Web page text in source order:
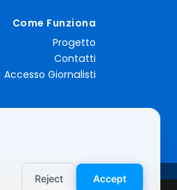
Come Funziona
Progetto
Contatti
Accesso Giornalisti
Reject Accept